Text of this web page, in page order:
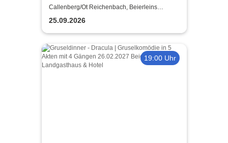
Hyde
Callenberg/Ot Reichenbach, Beierleins
Landgasthaus & Hotel
25.09.2026
19:00 Uhr